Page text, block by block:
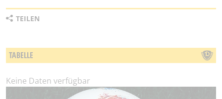
TEILEN
TABELLE
Keine Daten verfügbar